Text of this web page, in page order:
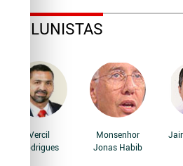
COLUNISTAS
Vercil
Rodrigues
Monsenhor
Jonas Habib